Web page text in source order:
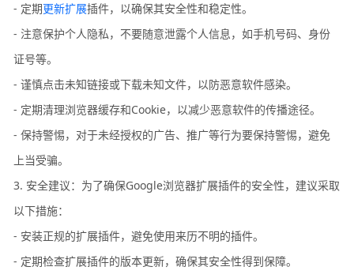
- 定期更新扩展插件，以确保其安全性和稳定性。
- 注意保护个人隐私，不要随意泄露个人信息，如手机号码、身份
证号等。
- 谨慎点击未知链接或下载未知文件，以防恶意软件感染。
- 定期清理浏览器缓存和Cookie，以减少恶意软件的传播途径。
- 保持警惕，对于未经授权的广告、推广等行为要保持警惕，避免
上当受骗。
3. 安全建议：为了确保Google浏览器扩展插件的安全性，建议采取
以下措施：
- 安装正规的扩展插件，避免使用来历不明的插件。
- 定期检查扩展插件的版本更新，确保其安全性得到保障。